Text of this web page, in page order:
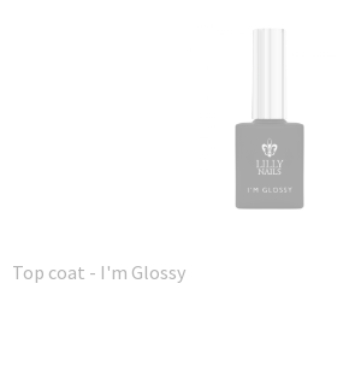
Top coat - I'm Glossy